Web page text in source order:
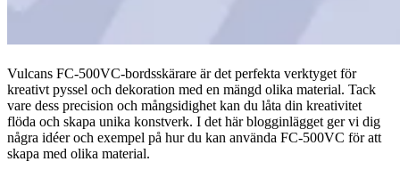
Vulcans FC-500VC-bordsskärare är det perfekta verktyget för
kreativt pyssel och dekoration med en mängd olika material. Tack
vare dess precision och mångsidighet kan du låta din kreativitet
flöda och skapa unika konstverk. I det här blogginlägget ger vi dig
några idéer och exempel på hur du kan använda FC-500VC för att
skapa med olika material.